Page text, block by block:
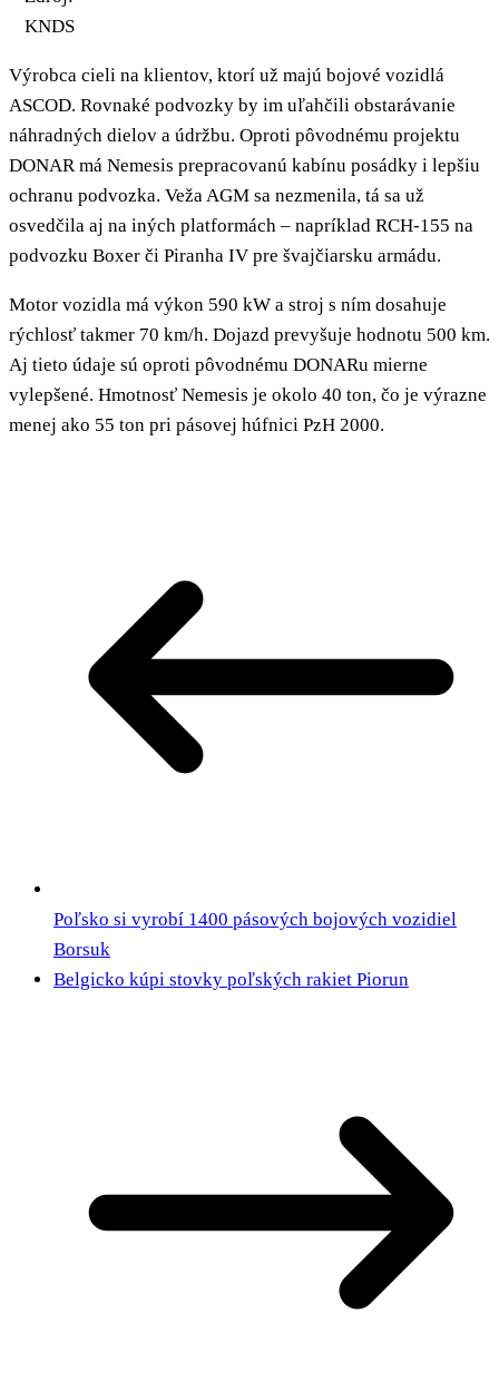
KNDS
Výrobca cieli na klientov, ktorí už majú bojové vozidlá
ASCOD. Rovnaké podvozky by im uľahčili obstarávanie
náhradných dielov a údržbu. Oproti pôvodnému projektu
DONAR má Nemesis prepracovanú kabínu posádky i lepšiu
ochranu podvozka. Veža AGM sa nezmenila, tá sa už
osvedčila aj na iných platformách – napríklad RCH-155 na
podvozku Boxer či Piranha IV pre švajčiarsku armádu.
Motor vozidla má výkon 590 kW a stroj s ním dosahuje
rýchlosť takmer 70 km/h. Dojazd prevyšuje hodnotu 500 km.
Aj tieto údaje sú oproti pôvodnému DONARu mierne
vylepšené. Hmotnosť Nemesis je okolo 40 ton, čo je výrazne
menej ako 55 ton pri pásovej húfnici PzH 2000.
Poľsko si vyrobí 1400 pásových bojových vozidiel
Borsuk
Belgicko kúpi stovky poľských rakiet Piorun